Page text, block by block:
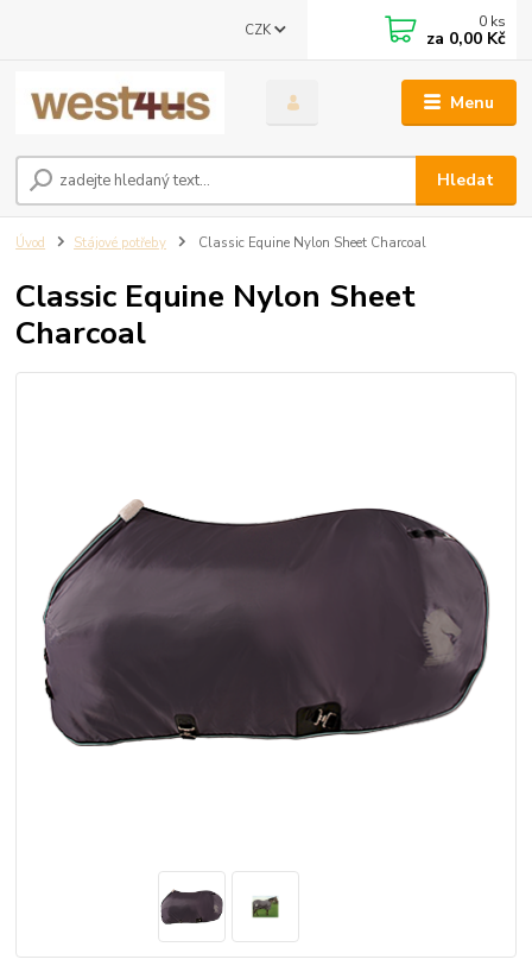
Menu
CZK
Hledat
0 ks
za 0,00 Kč
Úvod Stájové potřeby Classic Equine Nylon Sheet Charcoal
Classic Equine Nylon Sheet
Charcoal